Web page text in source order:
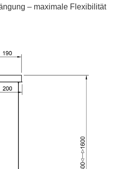
– maximale Flexibilität